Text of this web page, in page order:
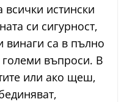
всички истински
си сигурност,
винаги са в пълно
големи въпроси. В
или ако щеш,